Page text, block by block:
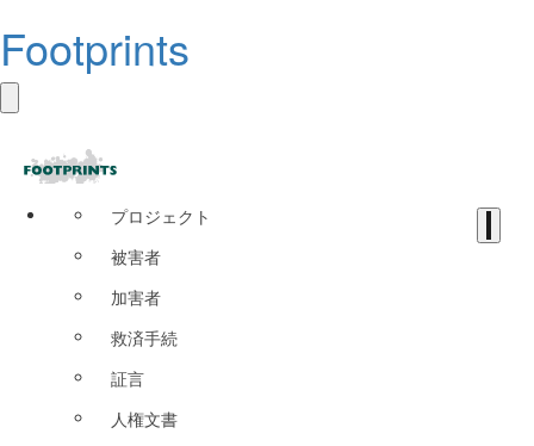
Footprints
プロジェクト
被害者
加害者
救済手続
証言
人権文書